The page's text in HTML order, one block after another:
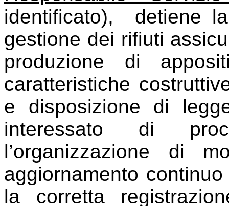
identificato),
detiene
gestione dei rifiuti
produzione di
caratteristiche
e disposizione di
interessato di
l’organizzazione di
aggiornamento
la corretta